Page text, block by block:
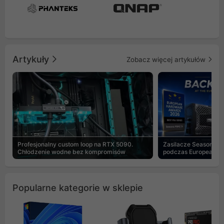
Artykuły Zobacz więcej artykułów
Profesjonalny custom loop na RTX 5090.
Chłodzenie wodne bez kompromisów
Zasilacze Seasonic
podczas European
Popularne kategorie w sklepie